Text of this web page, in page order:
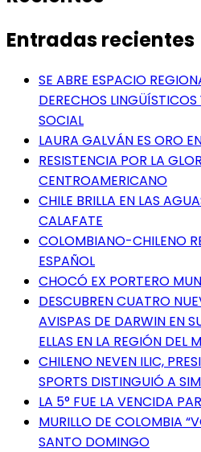
Entradas recientes
SE ABRE ESPACIO
DERECHOS
SOCIAL
LAURA GALVÁN ES ORO
RESISTENCIA POR LA
CENTROAMERICANO
CHILE BRILLA EN LAS
CALAFATE
COLOMBIANO-CHILENO
ESPAÑOL
CHOCÓ EX PORTERO
DESCUBREN CUATRO
AVISPAS DE DARWIN EN
ELLAS EN LA REGIÓN DEL
CHILENO NEVEN ILIC,
SPORTS DISTINGUIÓ A
LA 5° FUE LA VENCIDA
MURILLO DE COLOMBIA
SANTO DOMINGO